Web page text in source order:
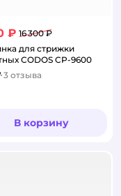
₽ 16 300 ₽
для стрижки
CODOS CP-9600
3 отзыва
В корзину